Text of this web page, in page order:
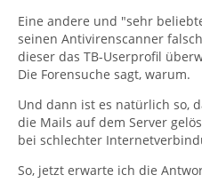
Eine andere und "sehr
seinen Antivirenscanner
dieser das TB-Userprofil
Die Forensuche sagt, warum.
Und dann ist es natürlich so,
die Mails auf dem Server
bei schlechter
So, jetzt erwarte ich die